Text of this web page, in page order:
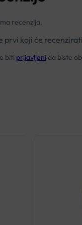
recenzija.
prvi koji će recenzirati
biti prijavljeni da biste